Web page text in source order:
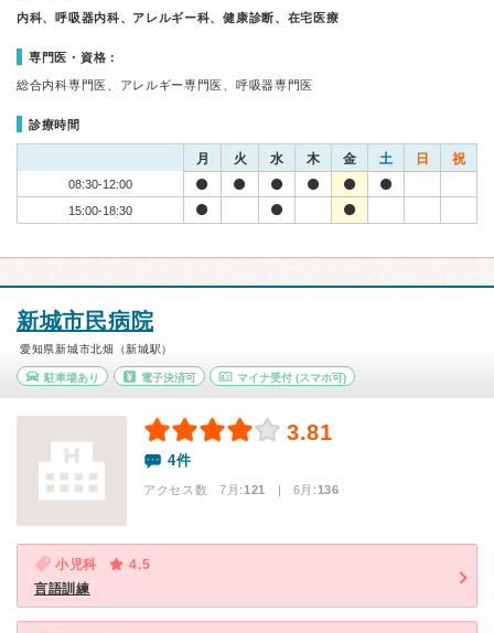
内科、呼吸器内科、アレルギー科、健康診断、在宅医療
専門医・資格：
総合内科専門医、アレルギー専門医、呼吸器専門医
診療時間
月 火 水 木 金 土 日 祝
08:30-12:00
15:00-18:30
新城市民病院
愛知県新城市北畑（新城駅）
駐車場あり 電子決済可 マイナ受付 (スマホ可)
3.81
4件
アクセス数 7月:121 | 6月:136
小児科
4.5
言語訓練